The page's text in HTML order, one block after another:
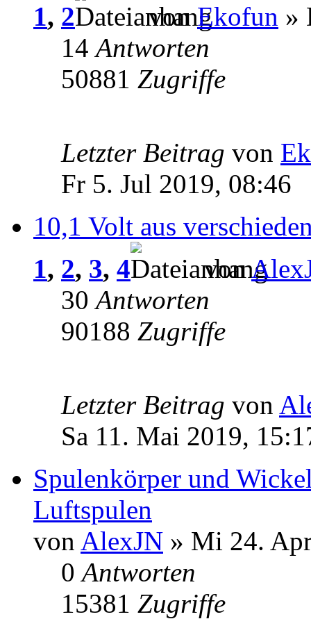
1, 2 vonEkofun »
14Antworten
50881 Zugriffe
Letzter Beitrag von
Fr 5. Jul 2019, 08:46
10,1 Volt aus
1, 2, 3, 4 von
30Antworten
90188 Zugriffe
Letzter Beitrag von
Sa 11. Mai 2019,
Spulenkörper und
Luftspulen
von AlexJN » Mi 24.
0Antworten
15381 Zugriffe